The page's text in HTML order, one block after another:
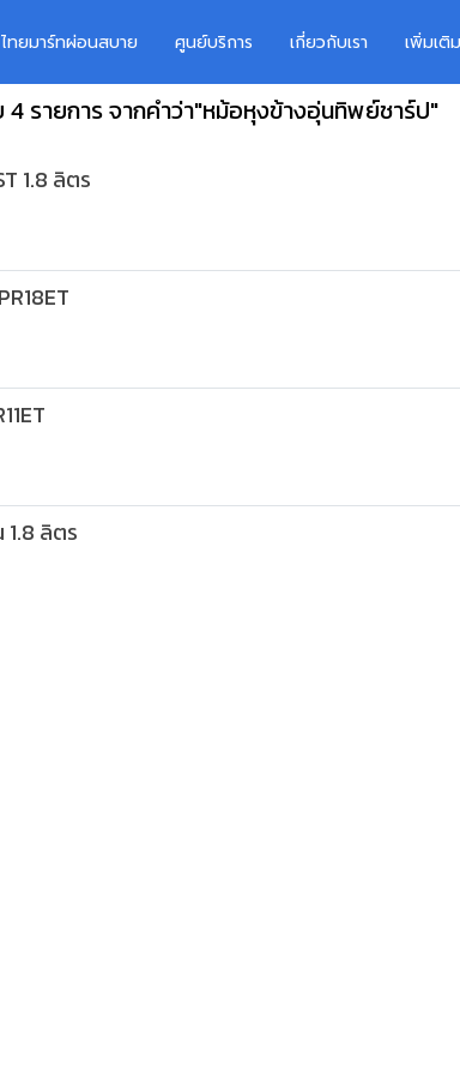
ไทยมาร์ทผ่อนสบาย ศูนย์บริการ เกี่ยวกับเรา เพิ่มเ
รายการ จากคำว่า"หม้อหุงข้างอุ่นทิพย์ชาร์ป"
1.8 ลิตร
1.8 ลิตร